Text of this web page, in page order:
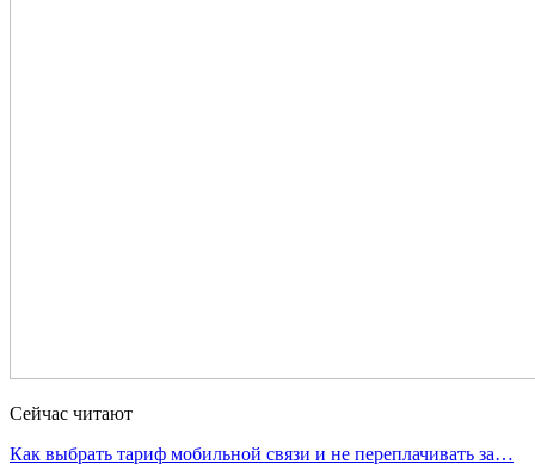
Сейчас читают
Как выбрать тариф мобильной связи и не переплачивать за…